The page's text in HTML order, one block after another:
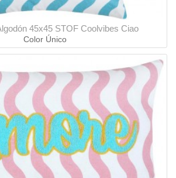
45x45 STOF Coolvibes Ciao
Color Único